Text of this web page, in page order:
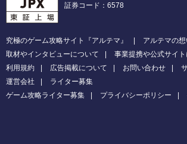
証券コード：6578
究極のゲーム攻略サイト『アルテマ』
アルテマの
取材やインタビューについて
事業提携や公式サイ
利用規約
広告掲載について お問い合わせ
運営会社
ライター募集
ゲーム攻略ライター募集
プライバシーポリシー